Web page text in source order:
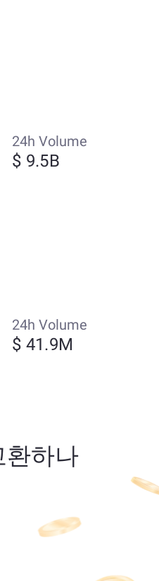
24h Volume
$ 9.5B
24h Volume
$ 41.9M
환하나